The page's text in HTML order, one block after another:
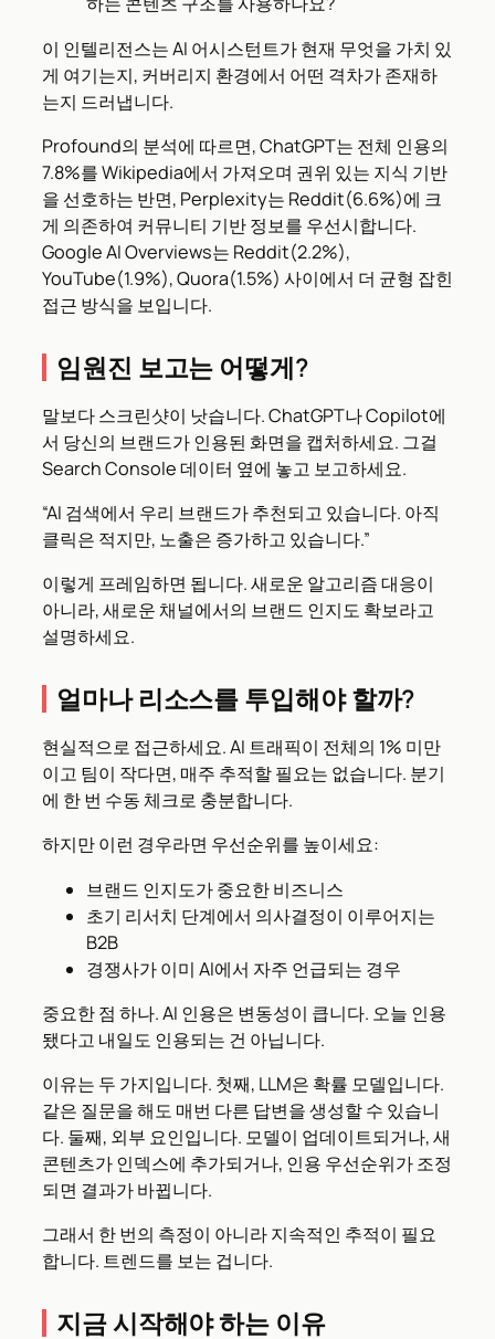
이 인텔리전스는 AI 어시스턴트가 현재 무엇을 가치 있
게 여기는지, 커버리지 환경에서 어떤 격차가 존재하
는지 드러냅니다.
Profound의 분석에 따르면, ChatGPT는 전체 인용의
7.8%를 Wikipedia에서 가져오며 권위 있는 지식 기반
을 선호하는 반면, Perplexity는 Reddit(6.6%)에 크
게 의존하여 커뮤니티 기반 정보를 우선시합니다.
Google AI Overviews는 Reddit(2.2%),
YouTube(1.9%), Quora(1.5%) 사이에서 더 균형 잡힌
접근 방식을 보입니다.
임원진 보고는 어떻게?
말보다 스크린샷이 낫습니다. ChatGPT나 Copilot에
서 당신의 브랜드가 인용된 화면을 캡처하세요. 그걸
Search Console 데이터 옆에 놓고 보고하세요.
“AI 검색에서 우리 브랜드가 추천되고 있습니다. 아직
클릭은 적지만, 노출은 증가하고 있습니다.”
이렇게 프레임하면 됩니다. 새로운 알고리즘 대응이
아니라, 새로운 채널에서의 브랜드 인지도 확보라고
설명하세요.
얼마나 리소스를 투입해야 할까?
현실적으로 접근하세요. AI 트래픽이 전체의 1% 미만
이고 팀이 작다면, 매주 추적할 필요는 없습니다. 분기
에 한 번 수동 체크로 충분합니다.
하지만 이런 경우라면 우선순위를 높이세요:
브랜드 인지도가 중요한 비즈니스
초기 리서치 단계에서 의사결정이 이루어지는
B2B
경쟁사가 이미 AI에서 자주 언급되는 경우
중요한 점 하나. AI 인용은 변동성이 큽니다. 오늘 인용
됐다고 내일도 인용되는 건 아닙니다.
이유는 두 가지입니다. 첫째, LLM은 확률 모델입니다.
같은 질문을 해도 매번 다른 답변을 생성할 수 있습니
다. 둘째, 외부 요인입니다. 모델이 업데이트되거나, 새
콘텐츠가 인덱스에 추가되거나, 인용 우선순위가 조정
되면 결과가 바뀝니다.
그래서 한 번의 측정이 아니라 지속적인 추적이 필요
합니다. 트렌드를 보는 겁니다.
지금 시작해야 하는 이유